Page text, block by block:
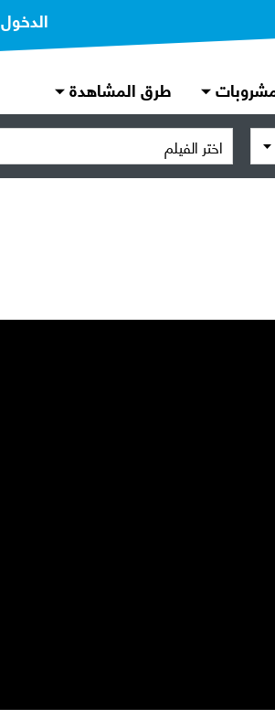
الدخول
طرق المشاهدة
اختر الفيلم